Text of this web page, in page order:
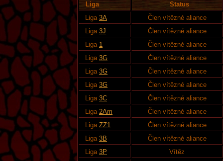
Liga
Status
Liga 3A
Člen vítězné aliance
Liga 3J
Člen vítězné aliance
Liga 1
Člen vítězné aliance
Liga 3G
Člen vítězné aliance
Liga 3G
Člen vítězné aliance
Liga 3G
Člen vítězné aliance
Liga 3C
Člen vítězné aliance
Liga 2Am
Člen vítězné aliance
Liga ZZ1
Člen vítězné aliance
Liga 3B
Člen vítězné aliance
Liga 3P
Vítěz